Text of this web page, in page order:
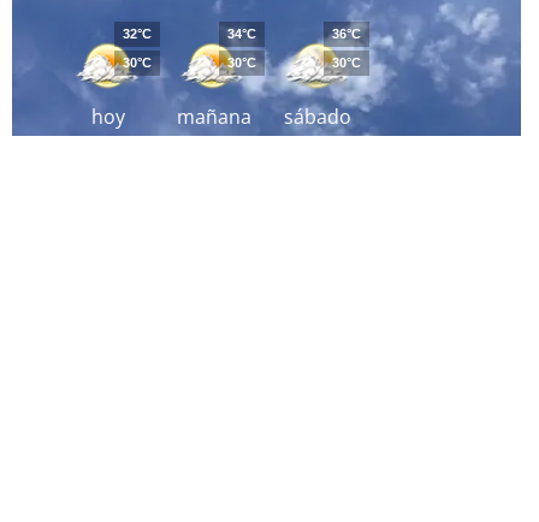
hoy
32°C
30°C
mañana
34°C
30°C
sábado
36°C
30°C